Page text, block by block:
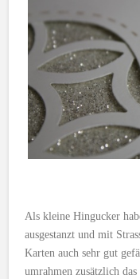
Als kleine Hingucker
ausgestanzt und mit
Karten auch sehr gut
umrahmen zusätzlich